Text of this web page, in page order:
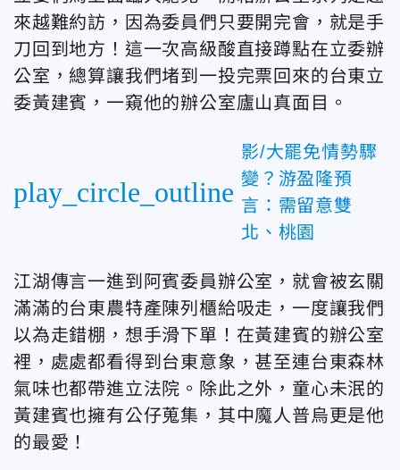
來越難約訪，因為委員們只要開完會，就是手
刀回到地方！這一次高級酸直接蹲點在立委辦
公室，總算讓我們堵到一投完票回來的台東立
委黃建賓，一窺他的辦公室廬山真面目。
play_circle_outline
影/大罷免情勢驟
變？游盈隆預
言：需留意雙
北、桃園
江湖傳言一進到阿賓委員辦公室，就會被玄關
滿滿的台東農特產陳列櫃給吸走，一度讓我們
以為走錯棚，想手滑下單！在黃建賓的辦公室
裡，處處都看得到台東意象，甚至連台東森林
氣味也都帶進立法院。除此之外，童心未泯的
黃建賓也擁有公仔蒐集，其中魔人普烏更是他
的最愛！